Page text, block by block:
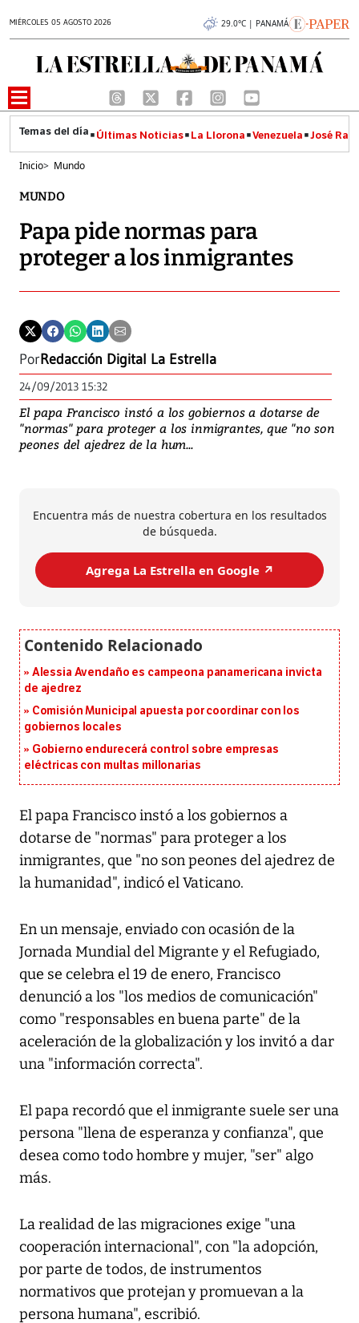
MIÉRCOLES 05 AGOSTO 2026 29.0°C | PANAMÁ
Últimas Noticias La Llorona Venezuela José
Inicio> Mundo
MUNDO
Papa pide normas para
proteger a los inmigrantes
PorRedacción Digital La Estrella
24/09/2013 15:32
El papa Francisco instó a los gobiernos a dotarse de
"normas" para proteger a los inmigrantes, que "no son
peones del ajedrez de la hum...
Encuentra más de nuestra cobertura en los resultados
de búsqueda.
Agrega La Estrella en Google ↗️
Alessia Avendaño es campeona panamericana invicta
de ajedrez
Comisión Municipal apuesta por coordinar con los
gobiernos locales
Gobierno endurecerá control sobre empresas
eléctricas con multas millonarias
El papa Francisco instó a los gobiernos a
dotarse de "normas" para proteger a los
inmigrantes, que "no son peones del ajedrez de
la humanidad", indicó el Vaticano.
En un mensaje, enviado con ocasión de la
Jornada Mundial del Migrante y el Refugiado,
que se celebra el 19 de enero, Francisco
denunció a los "los medios de comunicación"
como "responsables en buena parte" de la
aceleración de la globalización y los invitó a dar
una "información correcta".
El papa recordó que el inmigrante suele ser una
persona "llena de esperanza y confianza", que
desea como todo hombre y mujer, "ser" algo
más.
La realidad de las migraciones exige "una
cooperación internacional", con "la adopción,
por parte de todos, de instrumentos
normativos que protejan y promuevan a la
persona humana", escribió.